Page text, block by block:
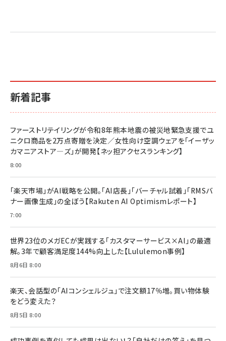
2億円を売り上げたプロが教える note×AI 最強の
小さな会社は戦略が9割
￥1,815
マーケティングの真実 P&G・グリコで学んだ失敗
￥2,200
anan(アンアン)2026/07/01号 No.2501[魅せる
anan(アンアン)2026/06/24号 No.2500増刊
anan(アンアン)2026/07/08号 No.2502[2026
年後半、あなたの恋と運命／山田涼介]
￥880
ママ投資家が育休中に１億貯めた株式投資
￥1,870
￥1,980
ベインキャピタル 企業価値向上力の秘密
ルな本質」
￥2,750
フィードバック経営 「沈黙の組織」から「高め合う
Amazonランキングをもっと見る
新着記事
ファーストリテイリングが令和8年熊本地震の被災地緊急支援でユ
ニクロ商品を2万点寄贈を決定／女性向け空調ウェアを「イーザッ
カマニアストア―ズ」が開発【ネッ担アクセスランキング】
8:00
「楽天市場」がAI戦略を公開。「AI店長」「バーチャル試着」「RMSバ
ナー画像生成」の全ぼう【Rakuten AI Optimismレポート】
7:00
世界23位のメガECが実践する「カスタマーサービス×AI」の最適
解。3年で顧客満足度144%向上した【Lululemon事例】
8月6日 8:00
楽天、会話型の「AIコンシェルジュ」で注文額17％増。買い物体験
をどう変えた？
8月5日 8:00